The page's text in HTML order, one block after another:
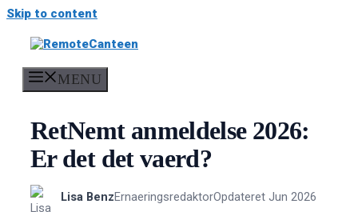
Skip to content
MENU
RetNemt anmeldelse 2026:
Er det det vaerd?
Lisa BenzErnaeringsredaktorOpdateret Jun 2026